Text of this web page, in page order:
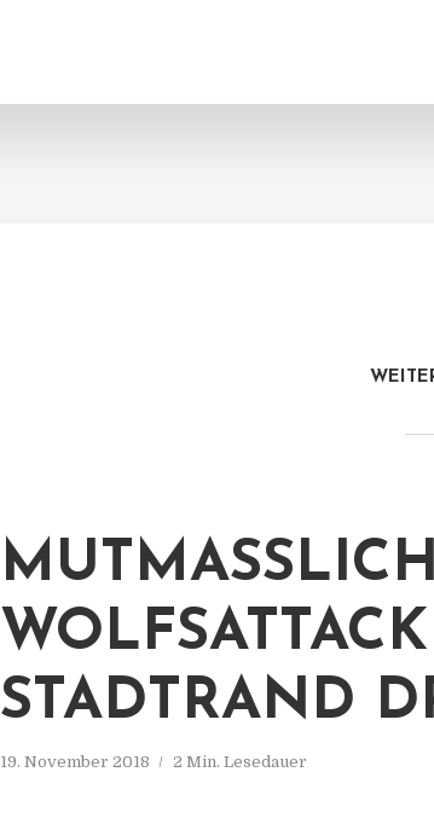
MUTMASSLICHE
TADTRAND
19. November 2018 2 Min. Lesedauer